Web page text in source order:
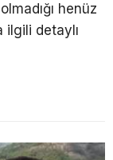
henüz
ilgili detaylı